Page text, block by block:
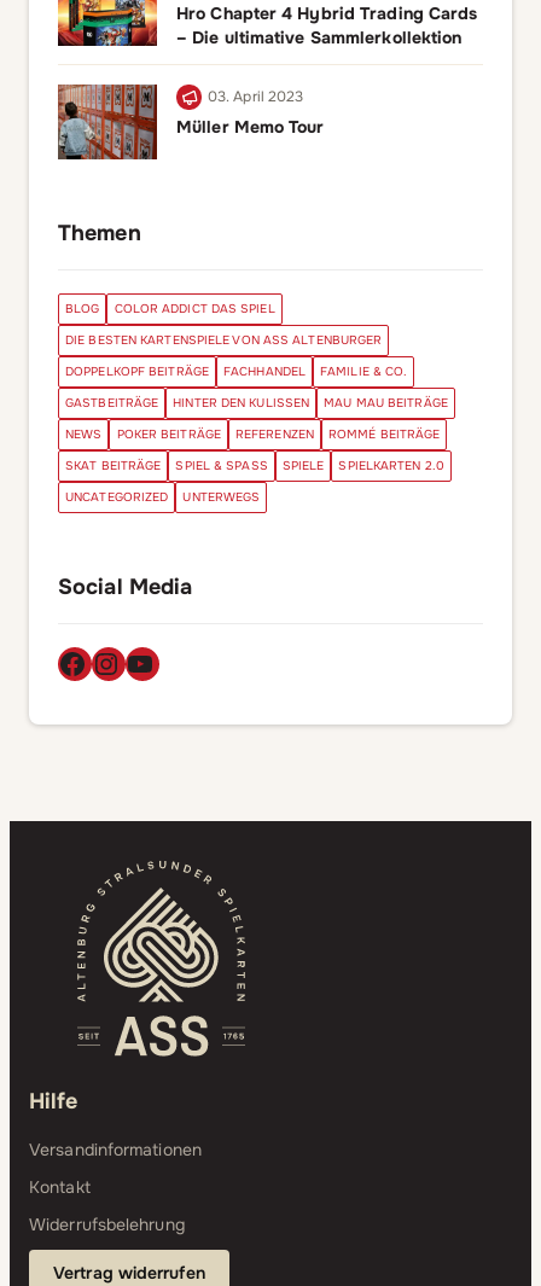
Hro Chapter 4 Hybrid Trading Cards
– Die ultimative Sammlerkollektion
03. April 2023
Müller Memo Tour
Themen
BLOG
COLOR ADDICT DAS SPIEL
DIE BESTEN KARTENSPIELE VON ASS ALTENBURGER
DOPPELKOPF BEITRÄGE
FACHHANDEL
FAMILIE & CO.
GASTBEITRÄGE
HINTER DEN KULISSEN
MAU MAU BEITRÄGE
NEWS
POKER BEITRÄGE REFERENZEN
ROMMÉ BEITRÄGE
SKAT BEITRÄGE
SPIEL & SPASS SPIELE
SPIELKARTEN 2.0
UNCATEGORIZED
UNTERWEGS
Social Media
Facebook
Instagram
YouTube
Hilfe
Versandinformationen
Kontakt
Widerrufsbelehrung
Vertrag widerrufen